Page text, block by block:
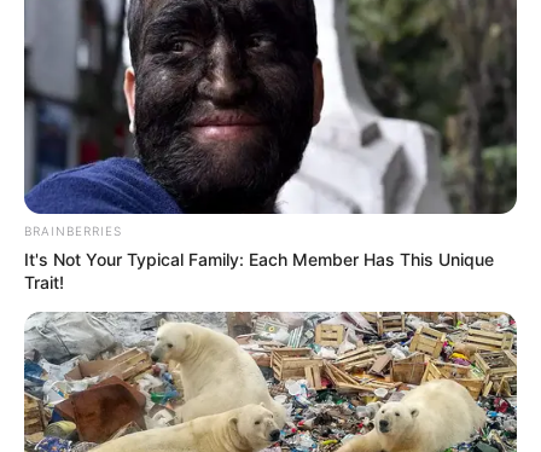
BRAINBERRIES
It's Not Your Typical Family: Each Member Has This Unique
Trait!